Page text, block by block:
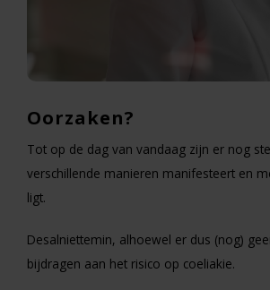
Oorzaken?
Tot op de dag van vandaag zijn er nog
verschillende manieren manifesteert en
ligt.
Desalniettemin, alhoewel er dus (nog)
bijdragen aan het risico op coeliakie.